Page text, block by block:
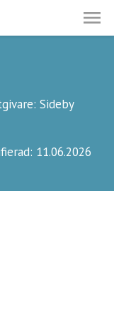
Sideby
11.06.2026